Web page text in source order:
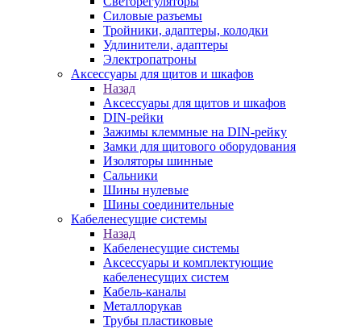
Силовые разъемы
Тройники, адаптеры, колодки
Удлинители, адаптеры
Электропатроны
Аксессуары для щитов и шкафов
Назад
Аксессуары для щитов и шкафов
DIN-рейки
Зажимы клеммные на DIN-рейку
Замки для щитового оборудования
Изоляторы шинные
Сальники
Шины нулевые
Шины соединительные
Кабеленесущие системы
Назад
Кабеленесущие системы
Аксессуары и комплектующие
кабеленесущих систем
Кабель-каналы
Металлорукав
Трубы пластиковые